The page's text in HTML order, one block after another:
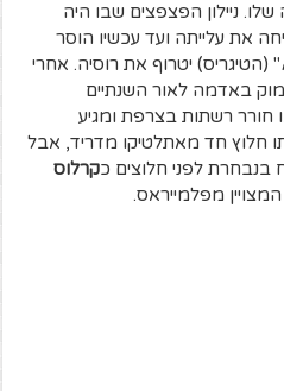
ניילון הפצפצים שבו היה
את עלייתה ועד עכשיו הוסר
" (הטיגריס) יטרוף את רוסיה. אחרי
באדמה לאור השנתיים
חורר רשתות בצרפת ומגיע
חלוץ חד מאתלטיקו מדריד, אבל
בנבחרת לפני חלוצים כקרלוס
המצויין מפלמייראס.